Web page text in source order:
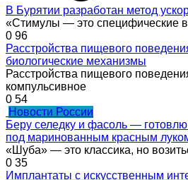
В Бурятии разработан метод
«Стимулы — это специфические
0 96
Расстройства пищевого
биологические механизмы
Расстройства пищевого
компульсивное
0 54
Новости России
Беру селедку и фасоль —
под маринованным красным
«Шуба» — это классика, но
0 35
Имплантаты с искусственным